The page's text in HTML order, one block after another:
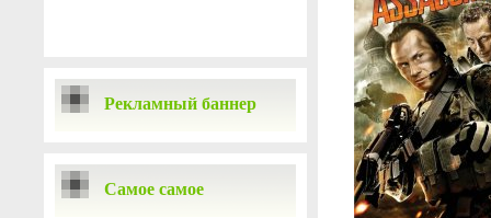
Рекламный баннер
Самое самое